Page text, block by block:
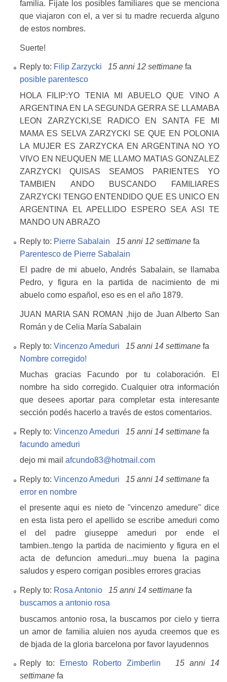
familia. Fijate los posibles familiares que se menciona
que viajaron con el, a ver si tu madre recuerda alguno
de estos nombres.
Suerte!
Reply to: Filip Zarzycki 15 anni 12 settimane fa
posible parentesco
HOLA FILIP:YO TENIA MI ABUELO QUE VINO A
ARGENTINA EN LA SEGUNDA GERRA SE LLAMABA
LEON ZARZYCKI,SE RADICO EN SANTA FE MI
MAMA ES SELVA ZARZYCKI SE QUE EN POLONIA
LA MUJER ES ZARZYCKA EN ARGENTINA NO YO
VIVO EN NEUQUEN ME LLAMO MATIAS GONZALEZ
ZARZYCKI QUISAS SEAMOS PARIENTES YO
TAMBIEN ANDO BUSCANDO FAMILIARES
ZARZYCKI TENGO ENTENDIDO QUE ES UNICO EN
ARGENTINA EL APELLIDO ESPERO SEA ASI TE
MANDO UN ABRAZO
Reply to: Pierre Sabalain 15 anni 12 settimane fa
Parentesco de Pierre Sabalain
El padre de mi abuelo, Andrés Sabalain, se llamaba
Pedro, y figura en la partida de nacimiento de mi
abuelo como español, eso es en el año 1879.
JUAN MARIA SAN ROMAN ,hijo de Juan Alberto San
Román y de Celia María Sabalain
Reply to: Vincenzo Ameduri 15 anni 14 settimane fa
Nombre corregido!
Muchas gracias Facundo por tu colaboración. El
nombre ha sido corregido. Cualquier otra información
que desees aportar para completar esta interesante
sección podés hacerlo a través de estos comentarios.
Reply to: Vincenzo Ameduri 15 anni 14 settimane fa
facundo ameduri
dejo mi mail afcundo83@hotmail.com
Reply to: Vincenzo Ameduri 15 anni 14 settimane fa
error en nombre
el presente aqui es nieto de "vincenzo amedure" dice
en esta lista pero el apellido se escribe ameduri como
el del padre giuseppe ameduri por ende el
tambien..tengo la partida de nacimiento y figura en el
acta de defuncion ameduri...muy buena la pagina
saludos y espero corrigan posibles errores gracias
Reply to: Rosa Antonio 15 anni 14 settimane fa
buscamos a antonio rosa
buscamos antonio rosa, la buscamos por cielo y tierra
un amor de familia aluien nos ayuda creemos que es
de bjada de la gloria barcelona por favor layudennos
Reply to: Ernesto Roberto Zimberlin
15 anni 14
settimane fa